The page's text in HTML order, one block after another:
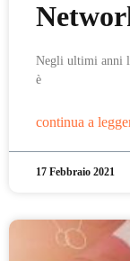
Negli ultimi anni
è
continua a
17 Febbraio 2021